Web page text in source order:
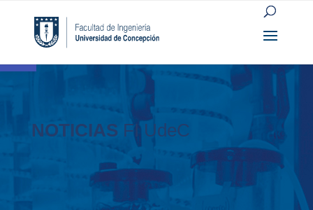
Open toolbar
NOTICIAS FI UdeC